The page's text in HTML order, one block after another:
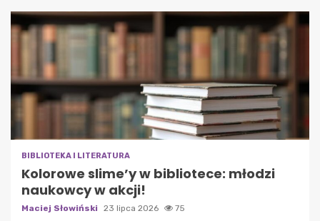
BIBLIOTEKA I LITERATURA
Kolorowe slime’y w bibliotece: młodzi
naukowcy w akcji!
Maciej Słowiński 23 lipca 2026 75